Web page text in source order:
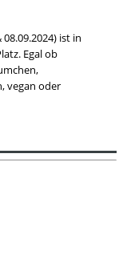
ist in
Egal ob
vegan oder